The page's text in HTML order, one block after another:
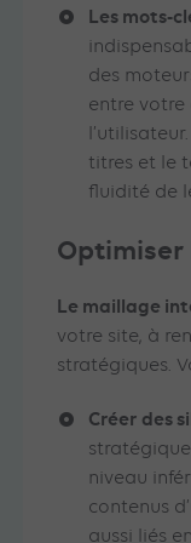
Les mots-
des
entre votre
titres et le
fluidité de
Optimiser
Le maillage
votre site, à
stratégiques.
Créer des
niveau
contenus
aussi liés